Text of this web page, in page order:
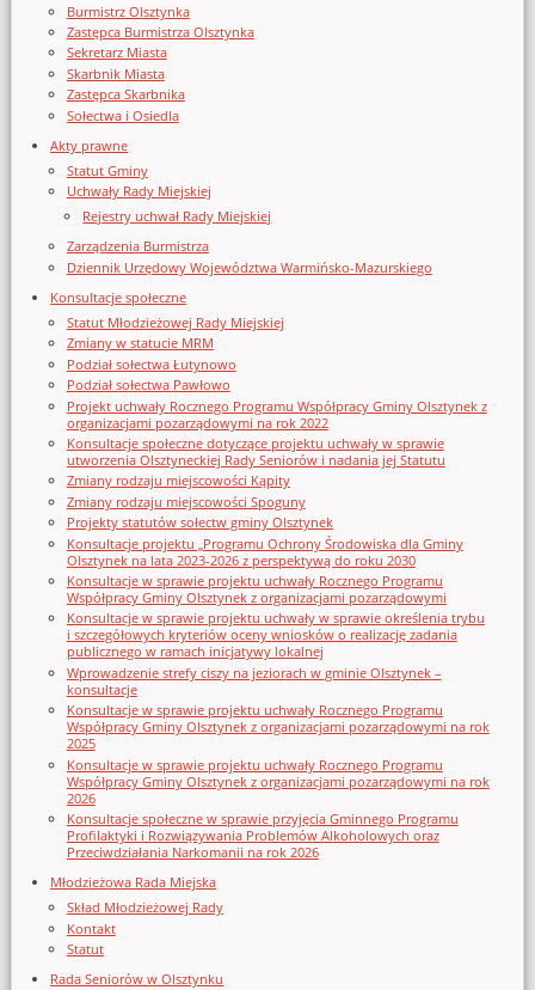
Burmistrz Olsztynka
Zastępca Burmistrza Olsztynka
Sekretarz Miasta
Skarbnik Miasta
Zastępca Skarbnika
Sołectwa i Osiedla
Akty prawne
Statut Gminy
Uchwały Rady Miejskiej
Rejestry uchwał Rady Miejskiej
Zarządzenia Burmistrza
Dziennik Urzędowy Województwa Warmińsko-Mazurskiego
Konsultacje społeczne
Statut Młodzieżowej Rady Miejskiej
Zmiany w statucie MRM
Podział sołectwa Łutynowo
Podział sołectwa Pawłowo
Projekt uchwały Rocznego Programu Współpracy Gminy Olsztynek z
organizacjami pozarządowymi na rok 2022
Konsultacje społeczne dotyczące projektu uchwały w sprawie
utworzenia Olsztyneckiej Rady Seniorów i nadania jej Statutu
Zmiany rodzaju miejscowości Kąpity
Zmiany rodzaju miejscowości Spoguny
Projekty statutów sołectw gminy Olsztynek
Konsultacje projektu „Programu Ochrony Środowiska dla Gminy
Olsztynek na lata 2023-2026 z perspektywą do roku 2030
Konsultacje w sprawie projektu uchwały Rocznego Programu
Współpracy Gminy Olsztynek z organizacjami pozarządowymi
Konsultacje w sprawie projektu uchwały w sprawie określenia trybu
i szczegółowych kryteriów oceny wniosków o realizację zadania
publicznego w ramach inicjatywy lokalnej
Wprowadzenie strefy ciszy na jeziorach w gminie Olsztynek –
konsultacje
Konsultacje w sprawie projektu uchwały Rocznego Programu
Współpracy Gminy Olsztynek z organizacjami pozarządowymi na rok
2025
Konsultacje w sprawie projektu uchwały Rocznego Programu
Współpracy Gminy Olsztynek z organizacjami pozarządowymi na rok
2026
Konsultacje społeczne w sprawie przyjęcia Gminnego Programu
Profilaktyki i Rozwiązywania Problemów Alkoholowych oraz
Przeciwdziałania Narkomanii na rok 2026
Młodzieżowa Rada Miejska
Skład Młodzieżowej Rady
Kontakt
Statut
Rada Seniorów w Olsztynku